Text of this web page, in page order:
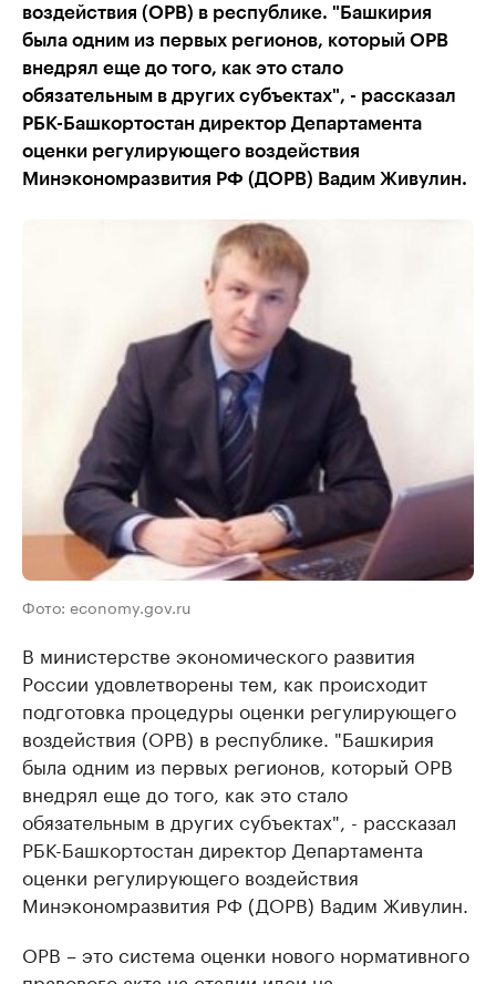
воздействия (ОРВ) в республике. "Башкирия
была одним из первых регионов, который ОРВ
внедрял еще до того, как это стало
обязательным в других субъектах", - рассказал
РБК-Башкортостан директор Департамента
оценки регулирующего воздействия
Минэкономразвития РФ (ДОРВ) Вадим Живулин.
Фото: economy.gov.ru
В министерстве экономического развития
России удовлетворены тем, как происходит
подготовка процедуры оценки регулирующего
воздействия (ОРВ) в республике. "Башкирия
была одним из первых регионов, который ОРВ
внедрял еще до того, как это стало
обязательным в других субъектах", - рассказал
РБК-Башкортостан директор Департамента
оценки регулирующего воздействия
Минэкономразвития РФ (ДОРВ) Вадим Живулин.
ОРВ – это система оценки нового нормативного